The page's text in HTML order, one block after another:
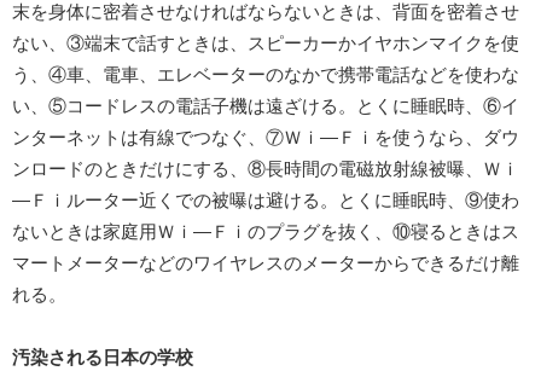
末を身体に密着させなければならないときは、背面を密着させ
ない、③端末で話すときは、スピーカーかイヤホンマイクを使
う、④車、電車、エレベーターのなかで携帯電話などを使わな
い、⑤コードレスの電話子機は遠ざける。とくに睡眠時、⑥イ
ンターネットは有線でつなぐ、⑦Ｗｉ―Ｆｉを使うなら、ダウ
ンロードのときだけにする、⑧長時間の電磁放射線被曝、Ｗｉ
―Ｆｉルーター近くでの被曝は避ける。とくに睡眠時、⑨使わ
ないときは家庭用Ｗｉ―Ｆｉのプラグを抜く、⑩寝るときはス
マートメーターなどのワイヤレスのメーターからできるだけ離
れる。
汚染される日本の学校